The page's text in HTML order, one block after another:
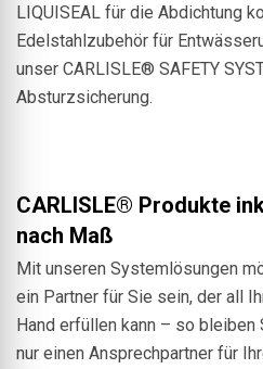
LIQUISEAL für die Abdichtung
Edelstahlzubehör für
unser CARLISLE® SAFETY
Absturzsicherung.
CARLISLE® Produkte
nach Maß
Mit unseren Systemlösungen
ein Partner für Sie sein, der all
Hand erfüllen kann – so bleiben
nur einen Ansprechpartner für